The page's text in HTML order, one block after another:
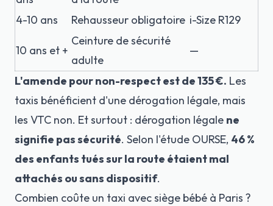
4-10 ans Rehausseur obligatoire i-Size R129
10 ans et +
Ceinture de sécurité
adulte
—
L'amende pour non-respect est de 135 €. Les
taxis bénéficient d'une dérogation légale, mais
les VTC non. Et surtout : dérogation légale ne
signifie pas sécurité. Selon l'étude OURSE, 46 %
des enfants tués sur la route étaient mal
attachés ou sans dispositif.
Combien coûte un taxi avec siège bébé à Paris ?